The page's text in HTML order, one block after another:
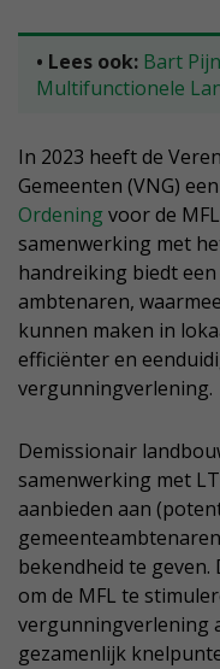
• Lees ook: Bart
Multifunctionele
In 2023 heeft de
Gemeenten (VNG) een
Ordening voor de
samenwerking met
handreiking biedt
ambtenaren,
kunnen maken in
efficiënter en
vergunningverlening.
Demissionair
samenwerking met
aanbieden aan
bekendheid te
om de MFL te
vergunningverlening
gezamenlijk